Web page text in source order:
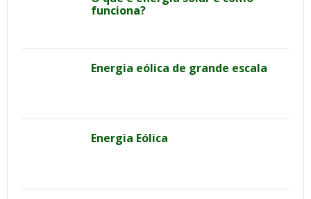
funciona?
Energia eólica de grande escala
Energia Eólica